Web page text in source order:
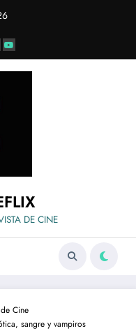
DE CINE
Cine
sangre y vampiros